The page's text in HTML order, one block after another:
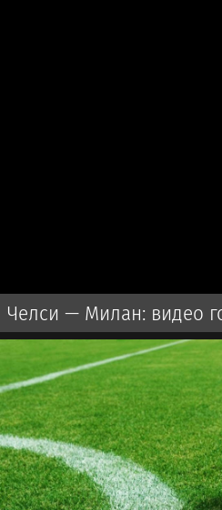
Челси — Милан: видео